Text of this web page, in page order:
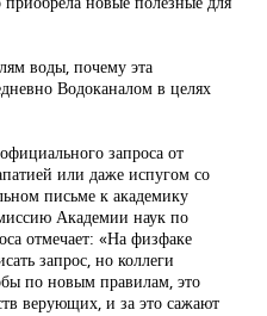
воды, почему эта
Водоканалом в целях
запроса от
или даже испугом со
письме к академику
Академии наук по
отмечает: «На физфаке
запрос, но коллеги
по новым правилам, это
верующих, и за это сажают